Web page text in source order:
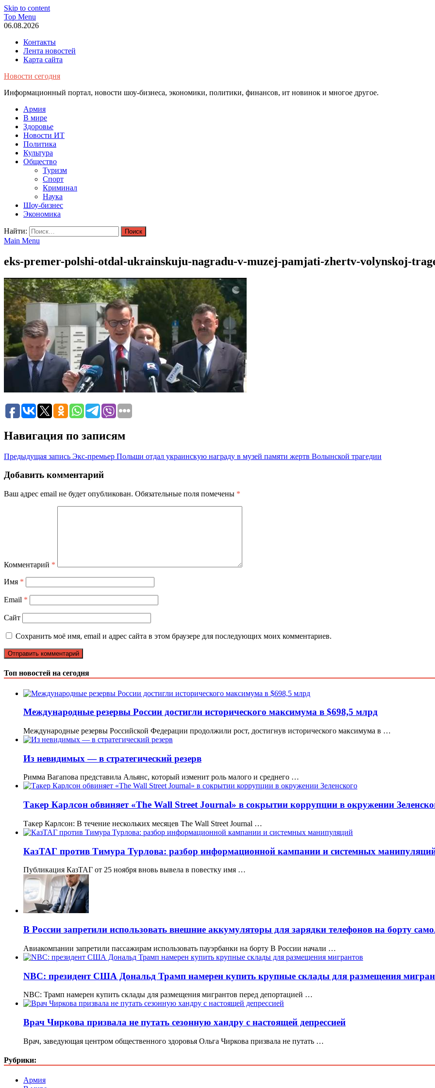
Skip to content
Top Menu
06.08.2026
Контакты
Лента новостей
Карта сайта
Новости сегодня
Информационный портал, новости шоу-бизнеса, экономики, политики, финансов, ит новинок и многое другое.
Армия
В мире
Здоровье
Новости ИТ
Политика
Культура
Общество
Туризм
Спорт
Криминал
Наука
Шоу-бизнес
Экономика
Найти:
Main Menu
eks-premer-polshi-otdal-ukrainskuju-nagradu-v-muzej-pamjati-zhertv-volynskoj-
Навигация по записям
Предыдущая запись Экс-премьер Польши отдал украинскую награду в музей памяти жертв Волынской трагедии
Добавить комментарий
Ваш адрес email не будет опубликован. Обязательные поля помечены *
Комментарий *
Имя *
Email *
Сайт
Сохранить моё имя, email и адрес сайта в этом браузере для последующих моих комментариев.
Топ новостей на сегодня
Международные резервы России достигли исторического максимума в $698,5 млрд
Международные резервы Российской Федерации продолжили рост, достигнув исторического максимума в …
Из невидимых — в стратегический резерв
Римма Вагапова представила Альянс, который изменит роль малого и среднего …
Такер Карлсон обвиняет «The Wall Street Journal» в сокрытии коррупции в окружении
Такер Карлсон: В течение нескольких месяцев The Wall Street Journal …
КазТАГ против Тимура Турлова: разбор информационной кампании и системных
Публикация КазТАГ от 25 ноября вновь вывела в повестку имя …
В России запретили использовать внешние аккумуляторы для зарядки телефонов на борту
Авиакомпании запретили пассажирам использовать пауэрбанки на борту В России начали …
NBC: президент США Дональд Трамп намерен купить крупные склады для размещения
NBC: Трамп намерен купить склады для размещения мигрантов перед депортацией …
Врач Чиркова призвала не путать сезонную хандру с настоящей депрессией
Врач, заведующая центром общественного здоровья Ольга Чиркова призвала не путать …
Рубрики:
Армия